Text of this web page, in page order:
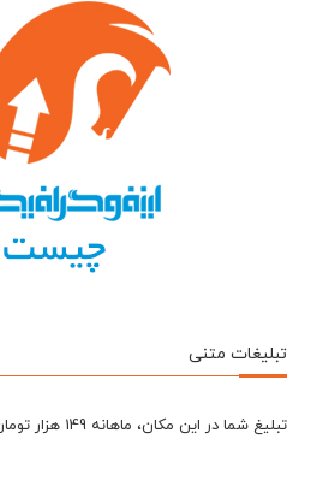
تبلیغات متنی
تبلیغ شما در این مکان، ماهانه 149 هزار تومان